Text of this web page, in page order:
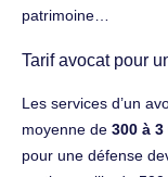
patrimoine…
Tarif avocat pour
Les services d’un
moyenne de 300 à
pour une défense